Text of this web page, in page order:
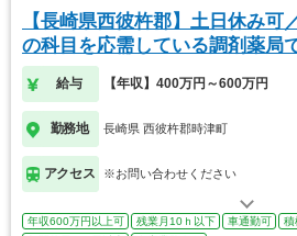
【長崎県西彼杵郡】土日休み可
の科目を応需している調剤薬局
給与 【年収】400万円～600万円
勤務地 長崎県 西彼杵郡時津町
アクセス ※お問い合わせください
年収600万円以上可 残業月10ｈ以下 車通勤可 積